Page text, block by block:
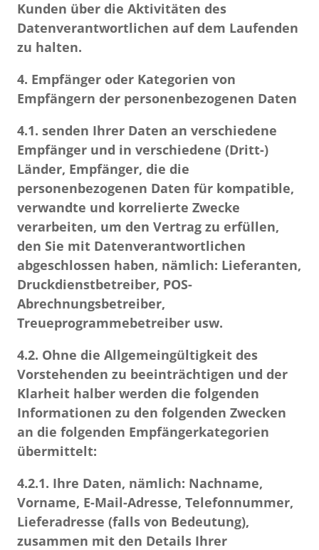
Kunden über die Aktivitäten des
Datenverantwortlichen auf dem Laufenden
zu halten.
4. Empfänger oder Kategorien von
Empfängern der personenbezogenen Daten
4.1. senden Ihrer Daten an verschiedene
Empfänger und in verschiedene (Dritt-)
Länder, Empfänger, die die
personenbezogenen Daten für kompatible,
verwandte und korrelierte Zwecke
verarbeiten, um den Vertrag zu erfüllen,
den Sie mit Datenverantwortlichen
abgeschlossen haben, nämlich: Lieferanten,
Druckdienstbetreiber, POS-
Abrechnungsbetreiber,
Treueprogrammebetreiber usw.
4.2. Ohne die Allgemeingültigkeit des
Vorstehenden zu beeinträchtigen und der
Klarheit halber werden die folgenden
Informationen zu den folgenden Zwecken
an die folgenden Empfängerkategorien
übermittelt:
4.2.1. Ihre Daten, nämlich: Nachname,
Vorname, E-Mail-Adresse, Telefonnummer,
Lieferadresse (falls von Bedeutung),
zusammen mit den Details Ihrer